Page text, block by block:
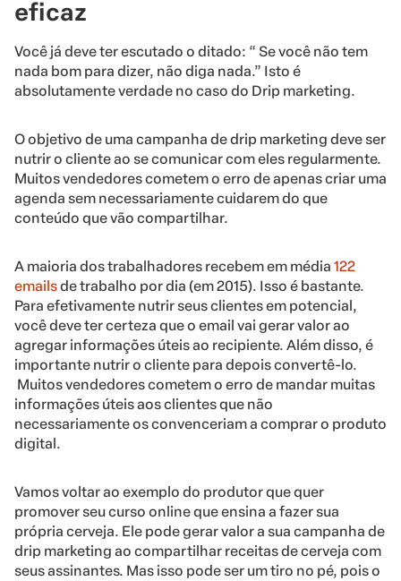
eficaz
Você já deve ter escutado o ditado: “ Se você não tem
nada bom para dizer, não diga nada.” Isto é
absolutamente verdade no caso do Drip marketing.
O objetivo de uma campanha de drip marketing deve ser
nutrir o cliente ao se comunicar com eles regularmente.
Muitos vendedores cometem o erro de apenas criar uma
agenda sem necessariamente cuidarem do que
conteúdo que vão compartilhar.
A maioria dos trabalhadores recebem em média 122
emailsde trabalho por dia (em 2015). Isso é bastante.
Para efetivamente nutrir seus clientes em potencial,
você deve ter certeza que o email vai gerar valor ao
agregar informações úteis ao recipiente. Além disso, é
importante nutrir o cliente para depois convertê-lo.
Muitos vendedores cometem o erro de mandar muitas
informações úteis aos clientes que não
necessariamente os convenceriam a comprar o produto
digital.
Vamos voltar ao exemplo do produtor que quer
promover seu curso online que ensina a fazer sua
própria cerveja. Ele pode gerar valor a sua campanha de
drip marketing ao compartilhar receitas de cerveja com
seus assinantes. Mas isso pode ser um tiro no pé, pois o